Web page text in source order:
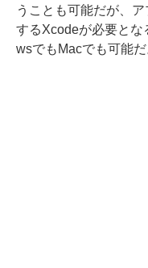
うことも可能だが、
するXcodeが必要と
wsでもMacでも可能だ